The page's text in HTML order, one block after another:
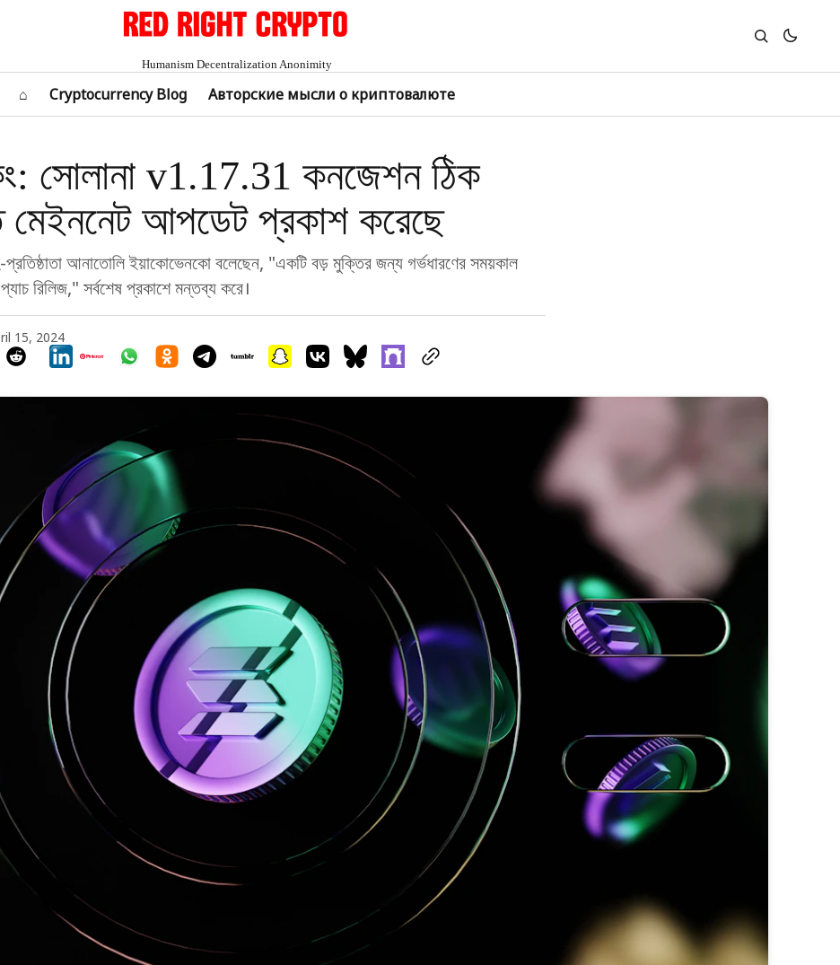
Humanism Decentralization Anonimity
⌂ Cryptocurrency Blog Авторские мысли о криптовалюте
সোলানা v1.17.31 কনজেশন ঠিক
মেইননেট আপডেট প্রকাশ করেছে
প্রতিষ্ঠাতা আনাতোলি ইয়াকোভেনকো বলেছেন, "একটি বড় মুক্তির জন্য গর্ভধারণের সময়কাল
রিলিজ," সর্বশেষ প্রকাশে মন্তব্য করে।
15, 2024